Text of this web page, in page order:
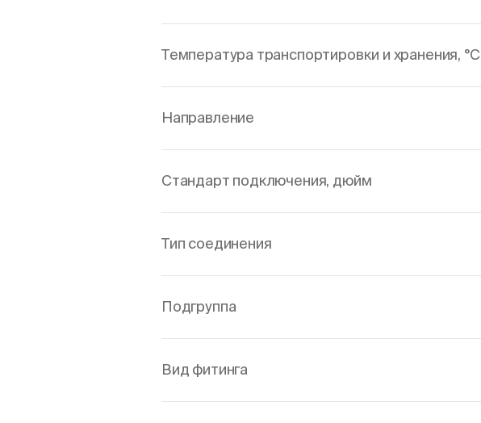
Температура транспортировки и хранения, °С
Направление
Стандарт подключения, дюйм
Тип соединения
Подгруппа
Вид фитинга